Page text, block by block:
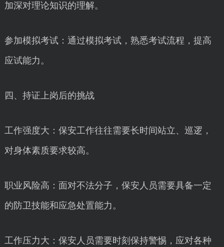
加深对理论知识的理解。
参加模拟考试：通过模拟考试，熟悉考试流程，提高
应试能力。
四、持证上岗后的挑战
工作强度大：保安工作往往需要长时间站立、巡逻，
对身体素质要求较高。
职业风险高：面对不法分子，保安人员需要具备一定
的防卫技能和应急处置能力。
工作压力大：保安人员需要时刻保持警惕，应对各种